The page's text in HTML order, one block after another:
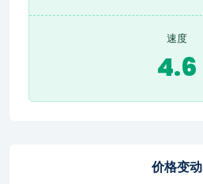
速度
4.6
价格变动